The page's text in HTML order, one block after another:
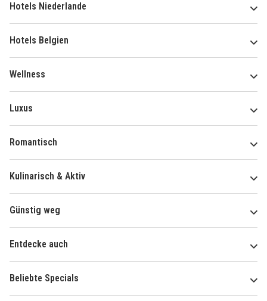
Hotels Niederlande
Hotels Belgien
Wellness
Luxus
Romantisch
Kulinarisch & Aktiv
Günstig weg
Entdecke auch
Beliebte Specials